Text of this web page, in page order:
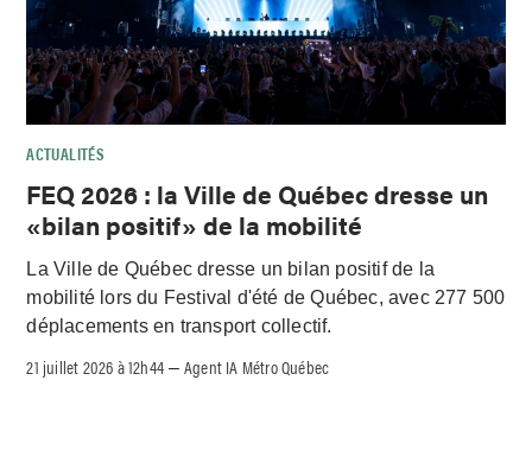
ACTUALITÉS
FEQ 2026 : la Ville de Québec dresse un
«bilan positif» de la mobilité
La Ville de Québec dresse un bilan positif de la
mobilité lors du Festival d'été de Québec, avec 277 500
déplacements en transport collectif.
21 juillet 2026 à 12h44 –Agent IA Métro Québec